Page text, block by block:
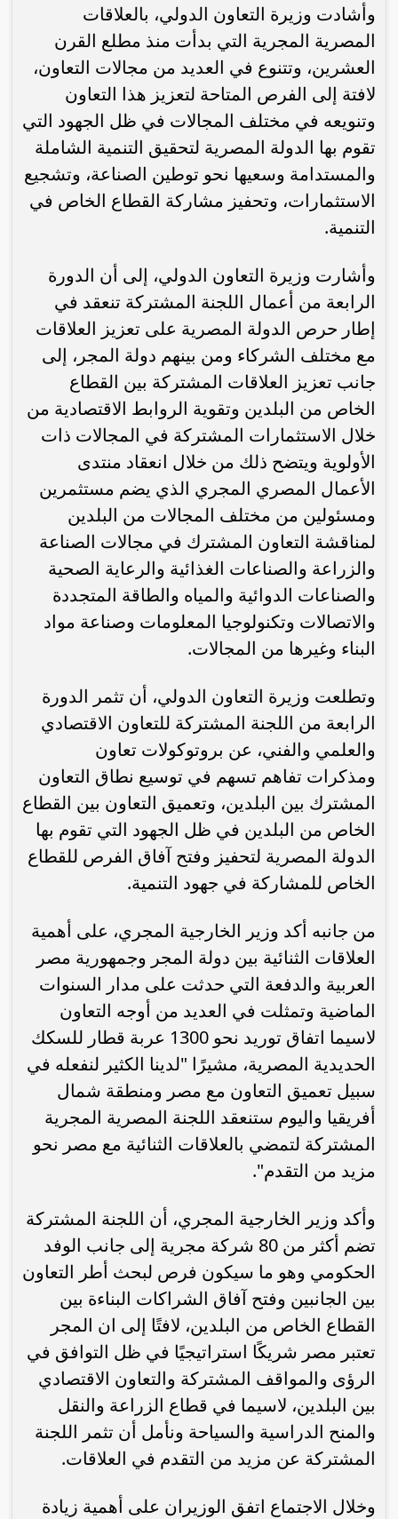
وأشادت وزيرة التعاون الدولي، بالعلاقات
المصرية المجرية التي بدأت منذ مطلع القرن
العشرين، وتتنوع في العديد من مجالات التعاون،
لافتة إلى الفرص المتاحة لتعزيز هذا التعاون
وتنويعه في مختلف المجالات في ظل الجهود التي
تقوم بها الدولة المصرية لتحقيق التنمية الشاملة
والمستدامة وسعيها نحو توطين الصناعة، وتشجيع
الاستثمارات، وتحفيز مشاركة القطاع الخاص في
التنمية.
وأشارت وزيرة التعاون الدولي، إلى أن الدورة
الرابعة من أعمال اللجنة المشتركة تنعقد في
إطار حرص الدولة المصرية على تعزيز العلاقات
مع مختلف الشركاء ومن بينهم دولة المجر، إلى
جانب تعزيز العلاقات المشتركة بين القطاع
الخاص من البلدين وتقوية الروابط الاقتصادية من
خلال الاستثمارات المشتركة في المجالات ذات
الأولوية ويتضح ذلك من خلال انعقاد منتدى
الأعمال المصري المجري الذي يضم مستثمرين
ومسئولين من مختلف المجالات من البلدين
لمناقشة التعاون المشترك في مجالات الصناعة
والزراعة والصناعات الغذائية والرعاية الصحية
والصناعات الدوائية والمياه والطاقة المتجددة
والاتصالات وتكنولوجيا المعلومات وصناعة مواد
البناء وغيرها من المجالات.
وتطلعت وزيرة التعاون الدولي، أن تثمر الدورة
الرابعة من اللجنة المشتركة للتعاون الاقتصادي
والعلمي والفني، عن بروتوكولات تعاون
ومذكرات تفاهم تسهم في توسيع نطاق التعاون
المشترك بين البلدين، وتعميق التعاون بين القطاع
الخاص من البلدين في ظل الجهود التي تقوم بها
الدولة المصرية لتحفيز وفتح آفاق الفرص للقطاع
الخاص للمشاركة في جهود التنمية.
من جانبه أكد وزير الخارجية المجري، على أهمية
العلاقات الثنائية بين دولة المجر وجمهورية مصر
العربية والدفعة التي حدثت على مدار السنوات
الماضية وتمثلت في العديد من أوجه التعاون
لاسيما اتفاق توريد نحو 1300 عربة قطار للسكك
الحديدية المصرية، مشيرًا "لدينا الكثير لنفعله في
سبيل تعميق التعاون مع مصر ومنطقة شمال
أفريقيا واليوم ستنعقد اللجنة المصرية المجرية
المشتركة لتمضي بالعلاقات الثنائية مع مصر نحو
مزيد من التقدم".
وأكد وزير الخارجية المجري، أن اللجنة المشتركة
تضم أكثر من 80 شركة مجرية إلى جانب الوفد
الحكومي وهو ما سيكون فرص لبحث أطر التعاون
بين الجانبين وفتح آفاق الشراكات البناءة بين
القطاع الخاص من البلدين، لافتًا إلى ان المجر
تعتبر مصر شريكًا استراتيجيًا في ظل التوافق في
الرؤى والمواقف المشتركة والتعاون الاقتصادي
بين البلدين، لاسيما في قطاع الزراعة والنقل
والمنح الدراسية والسياحة ونأمل أن تثمر اللجنة
المشتركة عن مزيد من التقدم في العلاقات.
وخلال الاجتماع اتفق الوزيران على أهمية زيادة